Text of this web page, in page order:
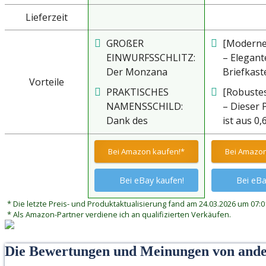
Lieferzeit
Vorteile
GROßER
EINWURFSSCHLITZ:
Der Monzana
Designbriefkasten
bietet ausreichend
Platz für deine Post
Durch den extra
großen Einwurf
können auch große
Briefe und
Buchsendungen
eingeworfen
Briefe werden dank
des großen
PRAKTISCHES
NAMENSSCHILD:
Dank des
Namensschildes
werden deine Briefe
nicht mehr beim
Nachbarn
eingeworfen und
das lästige Suchen
nach der eigenen
Die Schutzklappe
–
für
Büros,
Klappe
– Dieser
ist aus
starkem
Stahl
damit
und
Bei Amazon kaufen!*
Bei eBay kaufen!
Bei
Bei
* Die letzte Preis- und Produktaktualisierung fand am 24.03.2026 um
* Als Amazon-Partner verdiene ich an qualifizierten Verkäufen.
Die Bewertungen und Meinungen von